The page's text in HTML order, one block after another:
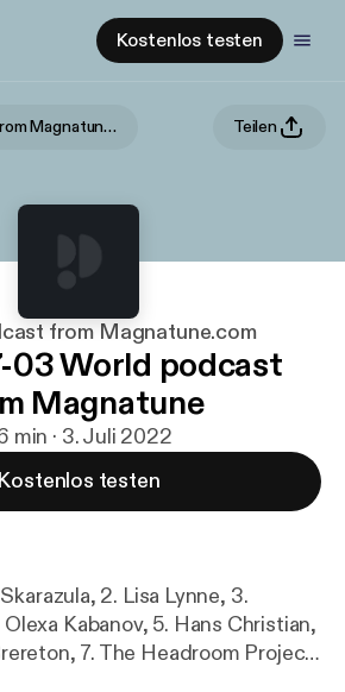
Kostenlos testen
World podcast from Magnatune.com Teilen
from Magnatune.com
03 World podcast
Magnatune
min · 3. Juli 2022
Kostenlos testen
2. Lisa Lynne, 3.
Kabanov, 5. Hans Christian,
7. The Headroom Project,